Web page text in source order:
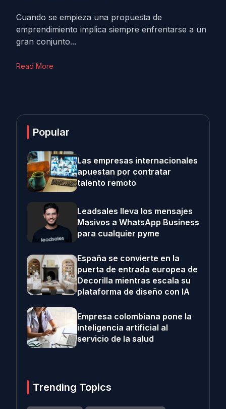
Cuando se empieza una propuesta de
emprendimiento implica siempre enfrentarse a un
gran conjunto...
Read More
Popular
Las empresas internacionales
apuestan por contratar
talento remoto
Leadsales lleva los mensajes
Masivos a WhatsApp Business
para cualquier pyme
España se convierte en la
puerta de entrada europea de
Decorilla mientras escala su
plataforma de diseño con IA
Empresa colombiana pone la
inteligencia artificial al
servicio de la salud
Trending Topics